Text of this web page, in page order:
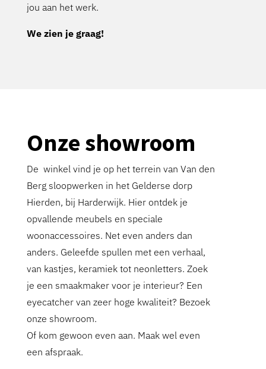
jou aan het werk.
We zien je graag!
Onze showroom
De winkel vind je op het terrein van Van den
Berg sloopwerken in het Gelderse dorp
Hierden, bij Harderwijk. Hier ontdek je
opvallende meubels en speciale
woonaccessoires. Net even anders dan
anders. Geleefde spullen met een verhaal,
van kastjes, keramiek tot neonletters. Zoek
je een smaakmaker voor je interieur? Een
eyecatcher van zeer hoge kwaliteit? Bezoek
onze showroom.
Of kom gewoon even aan. Maak wel even
een afspraak.